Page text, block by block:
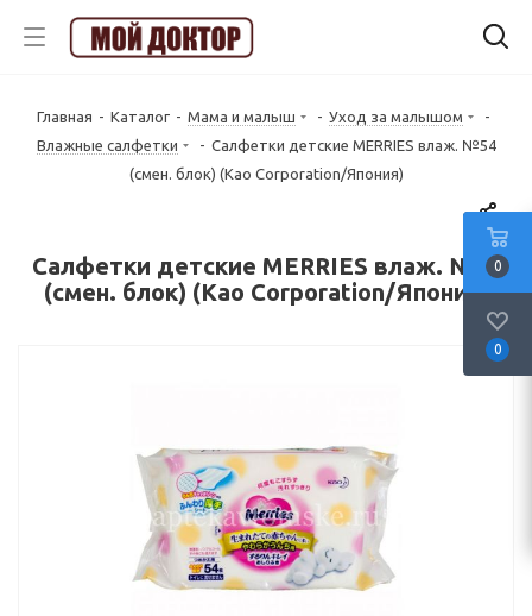
Главная - Каталог - Мама и малыш - Уход за малышом
-
Влажные салфетки
- Салфетки детские MERRIES влаж. №54
(смен. блок) (Kao Corporation/Япония)
Салфетки детские MERRIES влаж. №54
(смен. блок) (Kao Corporation/Япония)
0
0